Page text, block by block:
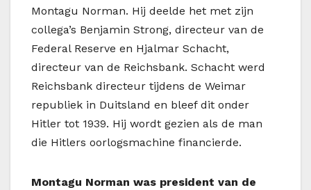
Montagu Norman. Hij deelde het met zijn
collega’s Benjamin Strong, directeur van de
Federal Reserve en Hjalmar Schacht,
directeur van de Reichsbank. Schacht werd
Reichsbank directeur tijdens de Weimar
republiek in Duitsland en bleef dit onder
Hitler tot 1939. Hij wordt gezien als de man
die Hitlers oorlogsmachine financierde.
Montagu Norman was president van de